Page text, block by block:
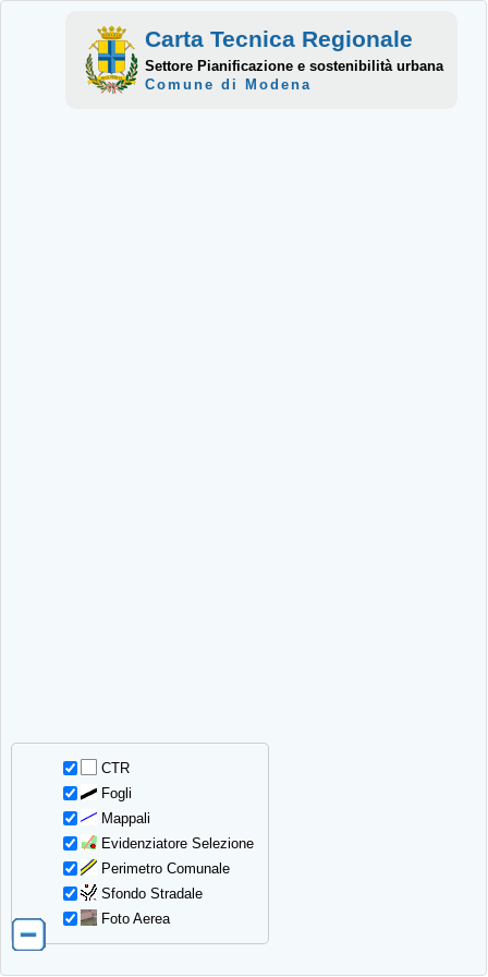
CTR
Fogli
Mappali
Evidenziatore Selezione
Perimetro Comunale
Sfondo Stradale
Foto Aerea
Carta Tecnica Regionale
Settore Pianificazione e sostenibilità urbana
Comune di Modena